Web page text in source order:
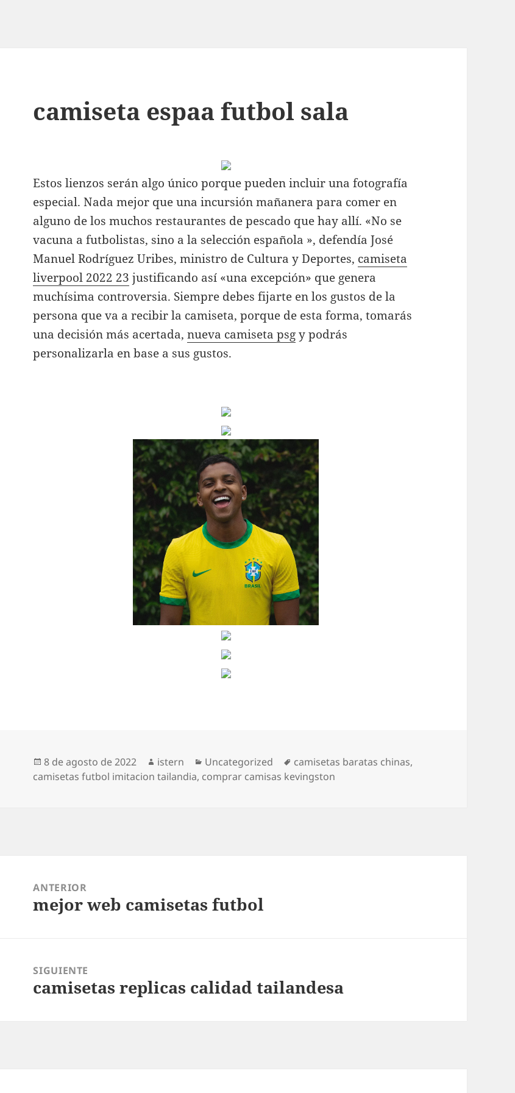
camiseta espaa futbol sala
Estos lienzos serán algo único porque pueden incluir una fotografía
especial. Nada mejor que una incursión mañanera para comer en
alguno de los muchos restaurantes de pescado que hay allí. «No se
vacuna a futbolistas, sino a la selección española », defendía José
Manuel Rodríguez Uribes, ministro de Cultura y Deportes, camiseta
liverpool 2022 23 justificando así «una excepción» que genera
muchísima controversia. Siempre debes fijarte en los gustos de la
persona que va a recibir la camiseta, porque de esta forma, tomarás
una decisión más acertada,nueva camiseta psgy podrás
personalizarla en base a sus gustos.
Publicado
el
8 de agosto de 2022 Autor
istern Categorías
Uncategorized Etiquetas
camisetas baratas chinas,
camisetas futbol imitacion tailandia, comprar camisas kevingston
ANTERIOR
Entrada
mejor web camisetas futbol
SIGUIENTE
Entrada
camisetas replicas calidad tailandesa